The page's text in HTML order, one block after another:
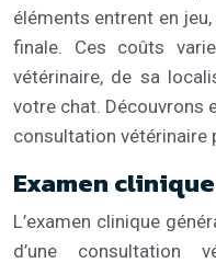
éléments entrent en
finale. Ces coûts
vétérinaire, de sa
votre chat. Découvrons
consultation vétérinaire
Examen
L’examen clinique
d’une consultation